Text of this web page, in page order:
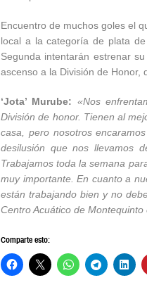
Encuentro de muchos goles el
local a la categoría de plata de
Segunda intentarán estrenar
ascenso a la División de Honor,
‘Jota’ Murube: «Nos
División de honor. Tienen al
casa, pero nosotros
desilusión que nos llevamos
Trabajamos toda la semana
muy importante. En cuanto a
están trabajando bien y no
Centro Acuático de
Comparte esto: